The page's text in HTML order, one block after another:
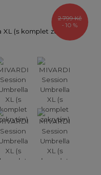
2 799 Kč
- 10 %